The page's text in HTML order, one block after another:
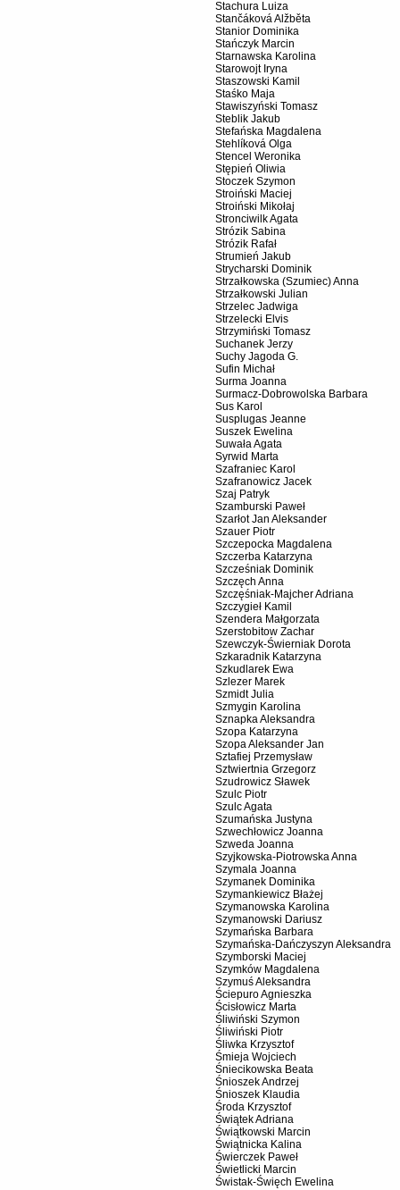
Stachura Luiza
Stančáková Alžběta
Stanior Dominika
Stańczyk Marcin
Starnawska Karolina
Starowojt Iryna
Staszowski Kamil
Staśko Maja
Stawiszyński Tomasz
Steblik Jakub
Stefańska Magdalena
Stehlíková Olga
Stencel Weronika
Stępień Oliwia
Stoczek Szymon
Stroiński Maciej
Stroiński Mikołaj
Stronciwilk Agata
Strózik Sabina
Strózik Rafał
Strumień Jakub
Strycharski Dominik
Strzałkowska (Szumiec) Anna
Strzałkowski Julian
Strzelec Jadwiga
Strzelecki Elvis
Strzymiński Tomasz
Suchanek Jerzy
Suchy Jagoda G.
Sufin Michał
Surma Joanna
Surmacz-Dobrowolska Barbara
Sus Karol
Susplugas Jeanne
Suszek Ewelina
Suwała Agata
Syrwid Marta
Szafraniec Karol
Szafranowicz Jacek
Szaj Patryk
Szamburski Paweł
Szarłot Jan Aleksander
Szauer Piotr
Szczepocka Magdalena
Szczerba Katarzyna
Szcześniak Dominik
Szczęch Anna
Szczęśniak-Majcher Adriana
Szczygieł Kamil
Szendera Małgorzata
Szerstobitow Zachar
Szewczyk-Świerniak Dorota
Szkaradnik Katarzyna
Szkudlarek Ewa
Szlezer Marek
Szmidt Julia
Szmygin Karolina
Sznapka Aleksandra
Szopa Katarzyna
Szopa Aleksander Jan
Sztafiej Przemysław
Sztwiertnia Grzegorz
Szudrowicz Sławek
Szulc Piotr
Szulc Agata
Szumańska Justyna
Szwechłowicz Joanna
Szweda Joanna
Szyjkowska-Piotrowska Anna
Szymala Joanna
Szymanek Dominika
Szymankiewicz Błażej
Szymanowska Karolina
Szymanowski Dariusz
Szymańska Barbara
Szymańska-Dańczyszyn Aleksandra
Szymborski Maciej
Szymków Magdalena
Szymuś Aleksandra
Ściepuro Agnieszka
Ścisłowicz Marta
Śliwiński Szymon
Śliwiński Piotr
Śliwka Krzysztof
Śmieja Wojciech
Śniecikowska Beata
Śnioszek Andrzej
Śnioszek Klaudia
Środa Krzysztof
Świątek Adriana
Świątkowski Marcin
Świątnicka Kalina
Świerczek Paweł
Świetlicki Marcin
Świstak-Święch Ewelina